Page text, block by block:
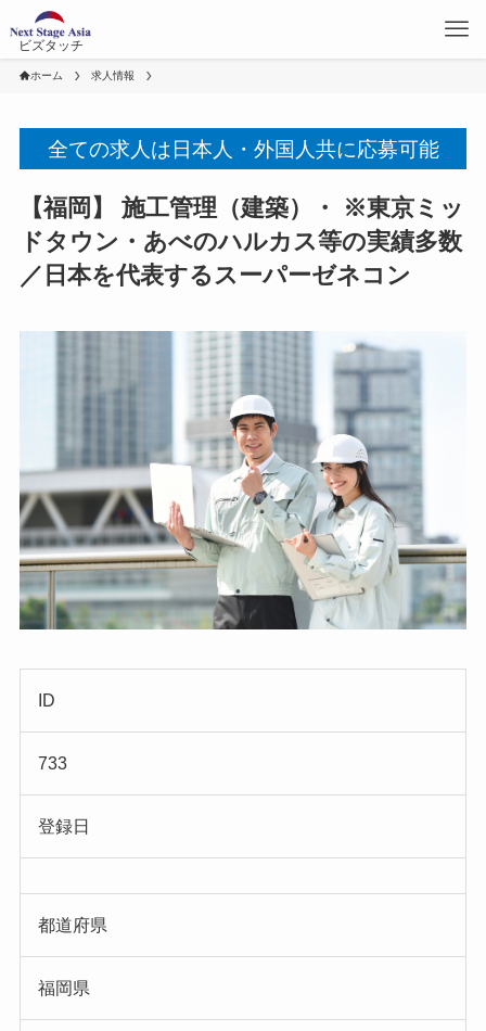
ビズタッチ
ホーム 求人情報
全ての求人は日本人・外国人共に応募可能
【福岡】 施工管理（建築）・ ※東京ミッ
ドタウン・あべのハルカス等の実績多数
／日本を代表するスーパーゼネコン
ID
733
登録日
都道府県
福岡県